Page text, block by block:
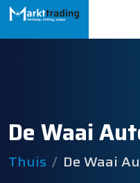
De Waai
Thuis De Waai